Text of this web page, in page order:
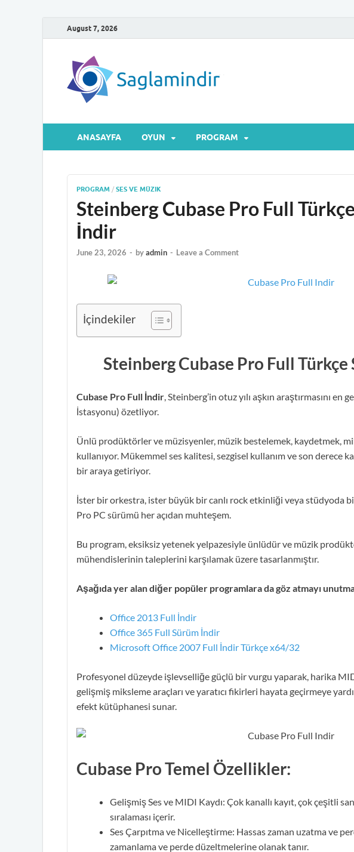
August 7, 2026
ANASAYFA OYUN PROGRAM
PROGRAM / SES VE MÜZIK
Steinberg Cubase Pro Full
İndir
June 23, 2026 - byadmin - Leave a Comment
İçindekiler
Steinberg Cubase Pro Full
Cubase Pro Full İndir , Steinberg’in otuz yılı aşkın araştırmasını
İstasyonu) özetliyor.
Ünlü prodüktörler ve müzisyenler, müzik bestelemek, kaydetmek,
kullanıyor. Mükemmel ses kalitesi, sezgisel kullanım ve son derece
bir araya getiriyor.
İster bir orkestra, ister büyük bir canlı rock etkinliği veya stüdyoda
Pro PC sürümü her açıdan muhteşem.
Bu program, eksiksiz yetenek yelpazesiyle ünlüdür ve müzik
mühendislerinin taleplerini karşılamak üzere tasarlanmıştır.
Aşağıda yer alan diğer popüler programlara da göz atmayı
Office 2013 Full İndir
Office 365 Full Sürüm İndir
Microsoft Office 2007 Full İndir Türkçe x64/32
Profesyonel düzeyde işlevselliğe güçlü bir vurgu yaparak, harika
gelişmiş miksleme araçları ve yaratıcı fikirleri hayata geçirmeye
efekt kütüphanesi sunar.
Cubase Pro Temel Özellikler:
Gelişmiş Ses ve MIDI Kaydı: Çok kanallı kayıt, çok çeşitli
sıralaması içerir.
Ses Çarpıtma ve Nicelleştirme: Hassas zaman uzatma ve
zamanlama ve perde düzeltmelerine olanak tanır.